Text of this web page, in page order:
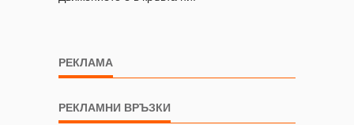
РЕКЛАМА
РЕКЛАМНИ ВРЪЗКИ